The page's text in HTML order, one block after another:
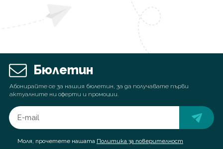
Бюлетин
Абонирайте се за нашия бюлетин, за да получавате първи
актуалните ни оферти и промоции.
Моля, прочетете нашата Политика за поверителност